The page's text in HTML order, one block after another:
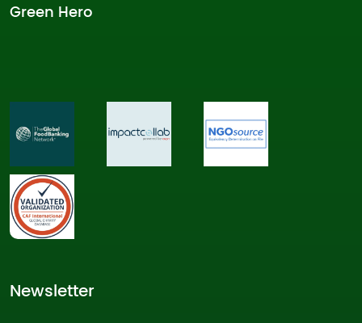
Green Hero
Newsletter